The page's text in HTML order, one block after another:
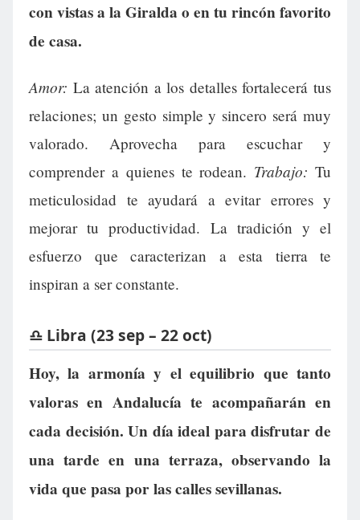
con vistas a la Giralda o en tu rincón favorito
de casa.
Amor: La atención a los detalles fortalecerá tus
relaciones; un gesto simple y sincero será muy
valorado. Aprovecha para escuchar y
comprender a quienes te rodean. Trabajo: Tu
meticulosidad te ayudará a evitar errores y
mejorar tu productividad. La tradición y el
esfuerzo que caracterizan a esta tierra te
inspiran a ser constante.
♎ Libra (23 sep – 22 oct)
Hoy, la armonía y el equilibrio que tanto
valoras en Andalucía te acompañarán en
cada decisión. Un día ideal para disfrutar de
una tarde en una terraza, observando la
vida que pasa por las calles sevillanas.